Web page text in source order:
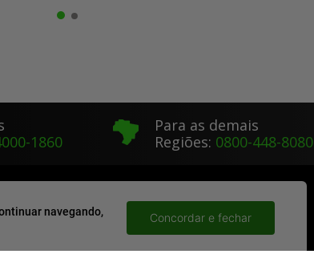
navegando,
Concordar e fechar
1860
Para as demais
Regiões: 0800-448-8080
Dúvidas Frequentes
Atendimento Por E-Mail